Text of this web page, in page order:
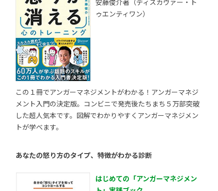
ゥエンティワン）
この１冊でアンガーマネジメントがわかる！アンガーマネジ
メント入門の決定版。コンビニで発売後たちまち５万部突破
した超人気本です。図解でわかりやすくアンガーマネジメン
トが学べます。
あなたの怒り方のタイプ、特徴がわかる診断
はじめての「アンガーマネジメン